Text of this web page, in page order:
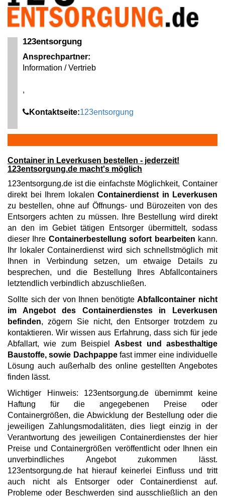
123entsorgung
Ansprechpartner:
Information / Vertrieb
,
Kontaktseite:123entsorgung
Container in Leverkusen bestellen - jederzeit!
123entsorgung.de macht's möglich
123entsorgung.de ist die einfachste Möglichkeit, Container
direkt bei Ihrem lokalen Containerdienst in Leverkusen
zu bestellen, ohne auf Öffnungs- und Bürozeiten von des
Entsorgers achten zu müssen. Ihre Bestellung wird direkt
an den im Gebiet tätigen Entsorger übermittelt, sodass
dieser Ihre Containerbestellung sofort bearbeiten kann.
Ihr lokaler Containerdienst wird sich schnellstmöglich mit
Ihnen in Verbindung setzen, um etwaige Details zu
besprechen, und die Bestellung Ihres Abfallcontainers
letztendlich verbindlich abzuschließen.
Sollte sich der von Ihnen benötigteAbfallcontainer nicht
im Angebot des Containerdienstes in Leverkusen
befinden, zögern Sie nicht, den Entsorger trotzdem zu
kontaktieren. Wir wissen aus Erfahrung, dass sich für jede
Abfallart, wie zum BeispielAsbest und asbesthaltige
Baustoffe, sowie Dachpappefast immer eine individuelle
Lösung auch außerhalb des online gestellten Angebotes
finden lässt.
Wichtiger Hinweis: 123entsorgung.de übernimmt keine
Haftung für die angegebenen Preise oder
Containergrößen, die Abwicklung der Bestellung oder die
jeweiligen Zahlungsmodalitäten, dies liegt einzig in der
Verantwortung des jeweiligen Containerdienstes der hier
Preise und Containergrößen veröffentlicht oder Ihnen ein
unverbindliches Angebot zukommen lässt.
123entsorgung.de hat hierauf keinerlei Einfluss und tritt
auch nicht als Entsorger oder Containerdienst auf.
Probleme oder Beschwerden sind ausschließlich an den